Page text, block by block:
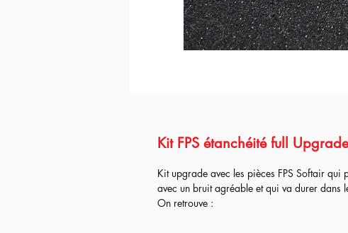
Kit FPS étanchéité full Upgrade
Kit upgrade avec les pièces FPS Softair
avec un bruit agréable et qui va durer dans
On retrouve :